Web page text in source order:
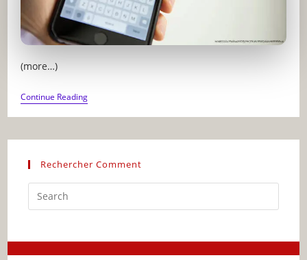
(more…)
Continue ReadingALGORITHME
INSTAGRAM
:
FONCTIONNE
VISIBILITÉ
Rechercher Comment
close